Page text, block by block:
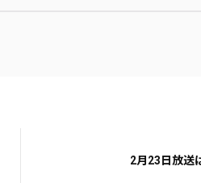
2月23日放送